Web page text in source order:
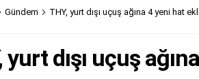
Gündem THY, yurt dışı uçuş ağına 4 yeni hat
yurt dışı uçuş